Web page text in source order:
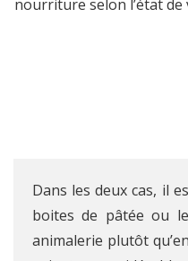
nourriture selon l’état de
Dans les deux cas, il
boites de pâtée ou
animalerie plutôt